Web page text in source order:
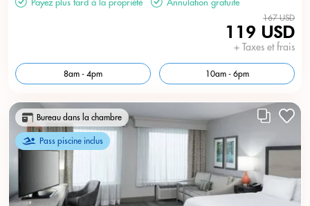
167 USD
119 USD
+ Taxes et frais
8am - 4pm 10am - 6pm
Bureau dans la chambre
Pass piscine inclus